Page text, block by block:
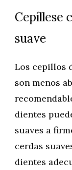
Cepíllese
suave
Los cepillos
son menos
dientes
suaves a
cerdas
dientes